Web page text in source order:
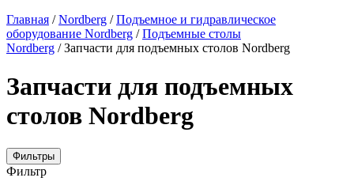
Главная /Nordberg /Подъемное и гидравлическое
оборудование Nordberg /Подъемные столы
Nordberg / Запчасти для подъемных столов Nordberg
Запчасти для подъемных
столов Nordberg
Фильтры
Фильтр